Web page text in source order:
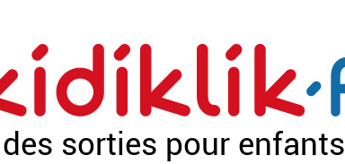
sorties pour enfants